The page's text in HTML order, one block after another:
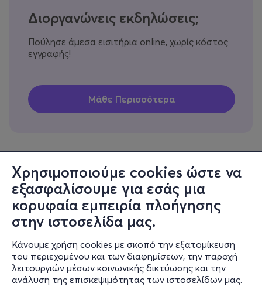
Χρησιμοποιούμε cookies ώστε να
εξασφαλίσουμε για εσάς μια
κορυφαία εμπειρία πλοήγησης
στην ιστοσελίδα μας.
Κάνουμε χρήση cookies με σκοπό την εξατομίκευση
του περιεχομένου και των διαφημίσεων, την παροχή
λειτουργιών μέσων κοινωνικής δικτύωσης και την
ανάλυση της επισκεψιμότητας των ιστοσελίδων μας.
Διοργανώνεις εκδηλώσεις;
Πούλησε άμεσα εισιτήρια online, χωρίς κόστος
εγγραφής!
Πληροφορίες
Υποστήριξη
Stay Connected